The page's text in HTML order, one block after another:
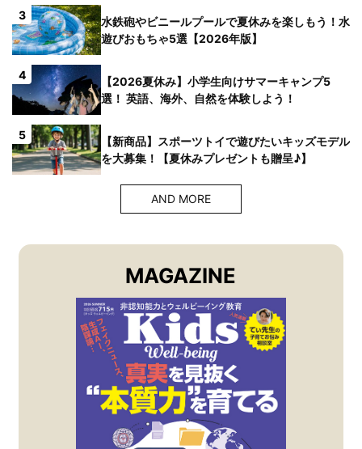
3
水鉄砲やビニールプールで夏休みを楽しもう！水
遊びおもちゃ5選【2026年版】
4
【2026夏休み】小学生向けサマーキャンプ5
選！ 英語、海外、自然を体験しよう！
5
【新商品】スポーツトイで遊びたいキッズモデル
を大募集！【夏休みプレゼントも贈呈♪】
AND MORE
MAGAZINE